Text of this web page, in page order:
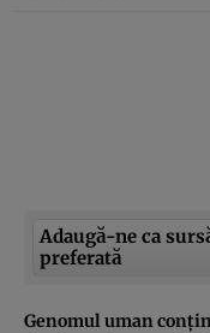
Adaugă-ne ca
preferată
Genomul uman